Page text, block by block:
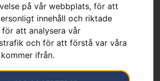
på vår webbplats, för att
innehåll och riktade
för att analysera vår
och för att förstå var våra
ifrån.